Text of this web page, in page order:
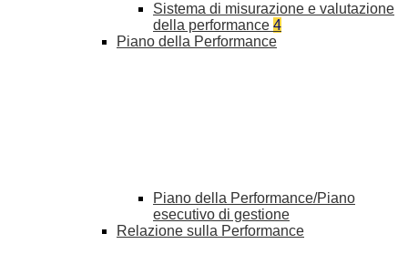
Sistema di misurazione e valutazione
della performance 4
Piano della Performance
Piano della Performance/Piano
esecutivo di gestione
Relazione sulla Performance